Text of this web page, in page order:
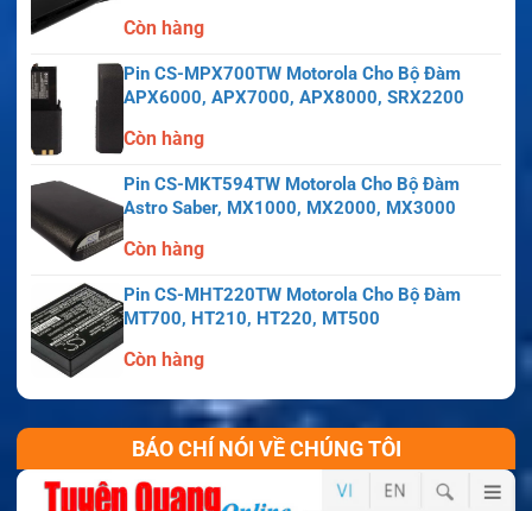
Còn hàng
Pin CS-MPX700TW Motorola Cho Bộ Đàm
APX6000, APX7000, APX8000, SRX2200
Còn hàng
Pin CS-MKT594TW Motorola Cho Bộ Đàm
Astro Saber, MX1000, MX2000, MX3000
Còn hàng
Pin CS-MHT220TW Motorola Cho Bộ Đàm
MT700, HT210, HT220, MT500
Còn hàng
BÁO CHÍ NÓI VỀ CHÚNG TÔI